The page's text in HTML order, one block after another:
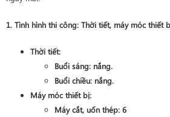
1. Tình hình thi công: Thời tiết, máy móc thiết
Thời tiết:
Buổi sáng: nắng.
Buổi chiều: nắng.
Máy móc thiết bị:
Máy cắt, uốn thép: 6